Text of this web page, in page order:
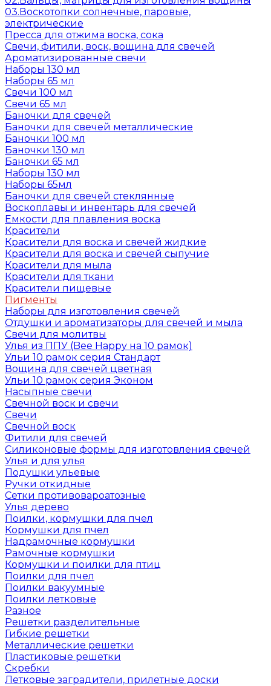
03.Воскотопки солнечные, паровые,
электрические
Пресса для отжима воска, сока
Свечи, фитили, воск, вощина для свечей
Ароматизированные свечи
Наборы 130 мл
Наборы 65 мл
Свечи 100 мл
Свечи 65 мл
Баночки для свечей
Баночки для свечей металлические
Баночки 100 мл
Баночки 130 мл
Баночки 65 мл
Наборы 130 мл
Наборы 65мл
Баночки для свечей стеклянные
Воскоплавы и инвентарь для свечей
Емкости для плавления воска
Красители
Красители для воска и свечей жидкие
Красители для воска и свечей сыпучие
Красители для мыла
Красители для ткани
Красители пищевые
Пигменты
Наборы для изготовления свечей
Отдушки и ароматизаторы для свечей и мыла
Свечи для молитвы
Улья из ППУ (Bee Happy на 10 рамок)
Ульи 10 рамок серия Стандарт
Вощина для свечей цветная
Ульи 10 рамок серия Эконом
Насыпные свечи
Свечной воск и свечи
Свечи
Свечной воск
Фитили для свечей
Силиконовые формы для изготовления свечей
Улья и для улья
Подушки ульевые
Ручки откидные
Сетки противовароатозные
Улья дерево
Поилки, кормушки для пчел
Кормушки для пчел
Надрамочные кормушки
Рамочные кормушки
Кормушки и поилки для птиц
Поилки для пчел
Поилки вакуумные
Поилки летковые
Разное
Решетки разделительные
Гибкие решетки
Металлические решетки
Пластиковые решетки
Скребки
Летковые заградители, прилетные доски